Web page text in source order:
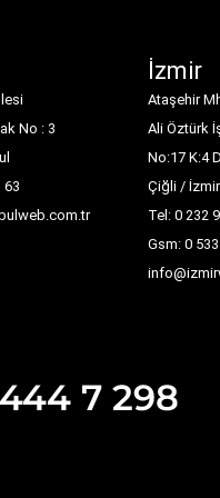
No : 3
63
İzmir
Ataşehir
Ali Öztürk
No:17 K:4
Çiğli / İzmir
Tel: 0 232
Gsm: 0